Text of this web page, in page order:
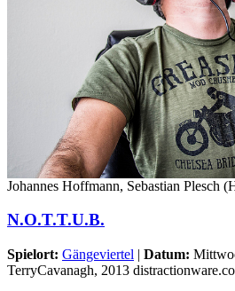
Johannes Hoffmann, Sebastian
N.O.T.T.U.B.
Spielort: Gängeviertel | Datum:
TerryCavanagh, 2013